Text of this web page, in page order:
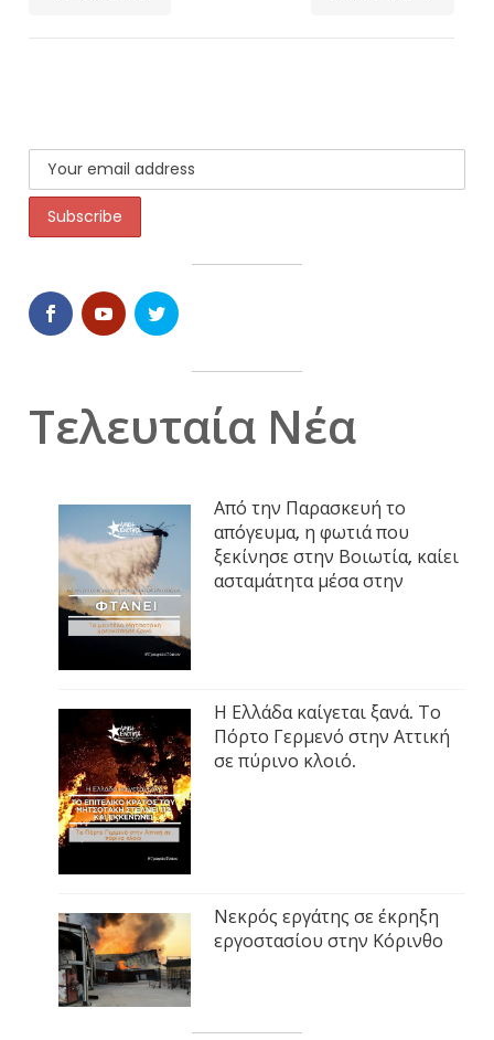
Τελευταία Νέα
Από την Παρασκευή το
απόγευμα, η φωτιά που
ξεκίνησε στην Βοιωτία, καίει
ασταμάτητα μέσα στην
Η Ελλάδα καίγεται ξανά. Το
Πόρτο Γερμενό στην Αττική
σε πύρινο κλοιό.
Νεκρός εργάτης σε έκρηξη
εργοστασίου στην Κόρινθο